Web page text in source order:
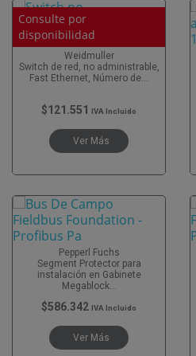
Weidmuller
Switch de red, no administrable,
Fast Ethernet, Número de...
$121.551 IVA Incluido
Ver Más
Consulte por
disponibilidad
Pepperl Fuchs
Segment Protector para
instalación en Gabinete
Megablock...
$586.342 IVA Incluido
Ver Más